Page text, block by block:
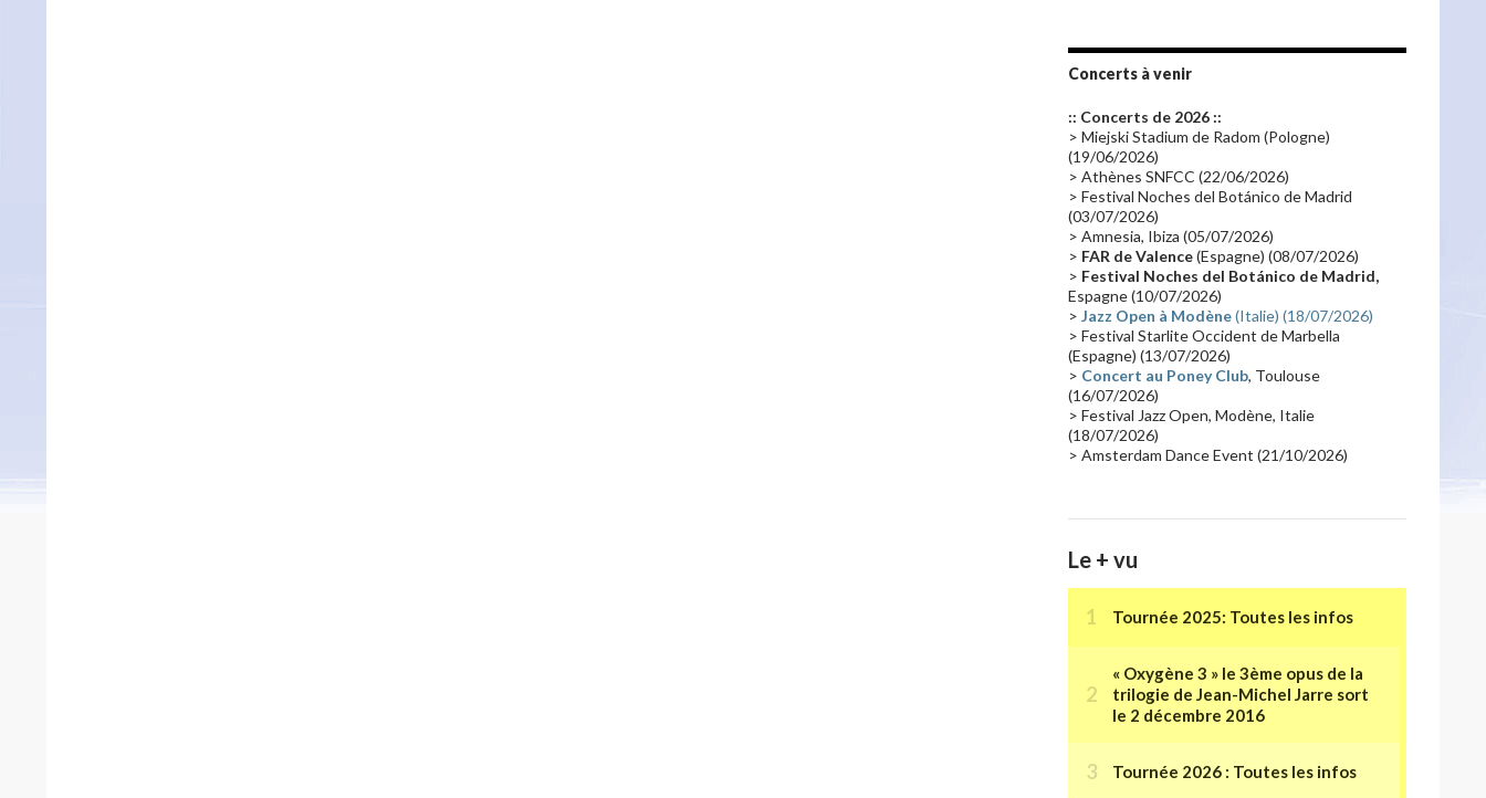
Promo 2019
Emissions 2010 Disques rares
Synthé 70's(20)
Claviériste(19) Groupe de Recherche Musicale
France 2 (18)
Critique(17) Coffret(17) Chronologie(16)
Passages radio(16)
Synthé 80's(16) Les concerts en Chine (16)
Cinéma(16) Houston
Synthé Roland Belgique
Récompense(14) Collaborations 70's(14)
Astronomie(14) France Inter(14)
Concerts à venir
:: Concerts de 2026 ::
> Miejski Stadium de Radom (Pologne)
(19/06/2026)
> Athènes SNFCC (22/06/2026)
> Festival Noches del Botánico de Madrid
(03/07/2026)
> Amnesia, Ibiza (05/07/2026)
> FAR de Valence(Espagne) (08/07/2026)
> Festival Noches del Botánico de Madrid,
Espagne (10/07/2026)
> Jazz Open à Modène(Italie) (18/07/2026)
> Festival Starlite Occident de Marbella
(Espagne) (13/07/2026)
> Concert au Poney Club, Toulouse
(16/07/2026)
> Festival Jazz Open, Modène, Italie
(18/07/2026)
> Amsterdam Dance Event (21/10/2026)
Le + vu